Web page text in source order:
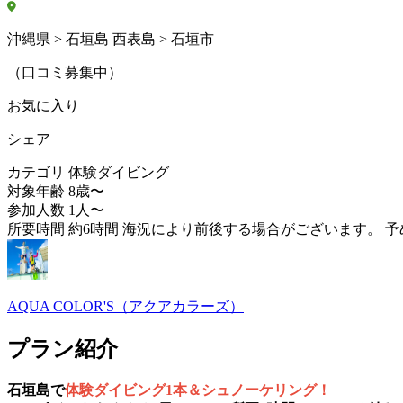
沖縄県 > 石垣島 西表島 > 石垣市
（口コミ募集中）
お気に入り
シェア
カテゴリ 体験ダイビング
対象年齢 8歳〜
参加人数 1人〜
所要時間 約6時間 海況により前後する場合がございます。 予
AQUA COLOR'S（アクアカラーズ）
プラン紹介
石垣島で体験ダイビング1本＆シュノーケリング！